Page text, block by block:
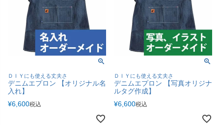
ＤＩＹにも使える丈夫さ
デニムエプロン 【オリジナル名
入れ】
¥6,600税込
ＤＩＹにも使える丈夫さ
デニムエプロン 【写真オリジナ
ルタグ作成】
¥6,600税込